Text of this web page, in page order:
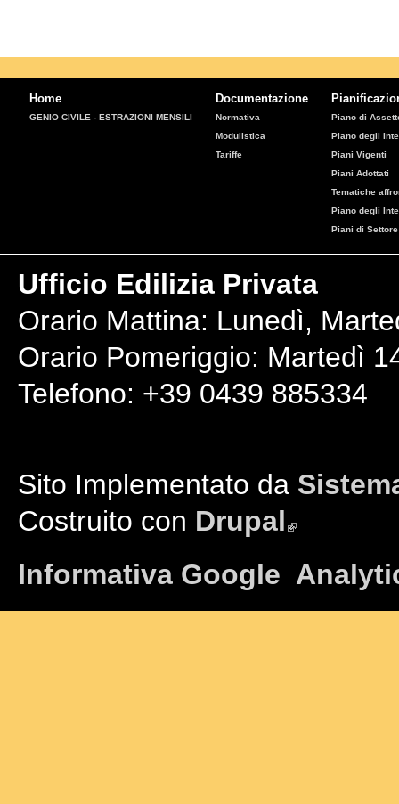
Home
GENIO CIVILE - ESTRAZIONI MENSILI
Documentazione
Normativa
Modulistica
Tariffe
Piano di
Piano degli
Piani Vigenti
Piani Adottati
Tematiche
Piano degli
Piani di Settore
Ufficio Edilizia Privata
Orario Mattina: Lunedì,
Orario Pomeriggio: Martedì
Telefono: +39 0439 885334
Sito Implementato da
Costruito con Drupal
Informativa Google